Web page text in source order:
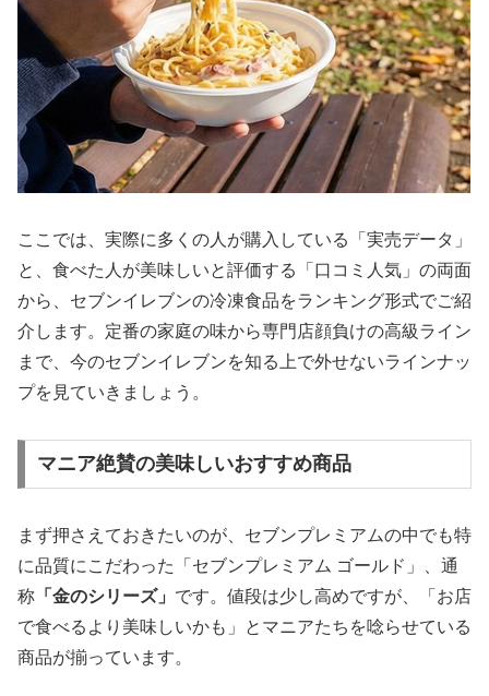
ここでは、実際に多くの人が購入している「実売データ」
と、食べた人が美味しいと評価する「口コミ人気」の両面
から、セブンイレブンの冷凍食品をランキング形式でご紹
介します。定番の家庭の味から専門店顔負けの高級ライン
まで、今のセブンイレブンを知る上で外せないラインナッ
プを見ていきましょう。
マニア絶賛の美味しいおすすめ商品
まず押さえておきたいのが、セブンプレミアムの中でも特
に品質にこだわった「セブンプレミアム ゴールド」、通
称 「金のシリーズ」 です。値段は少し高めですが、「お店
で食べるより美味しいかも」とマニアたちを唸らせている
商品が揃っています。